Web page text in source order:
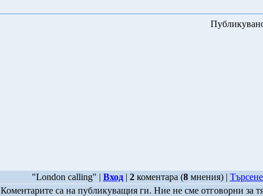
"London calling" | Вход| 2коментара (8мнения) |
Коментарите са на публикуващия ги. Ние не сме отговорни за